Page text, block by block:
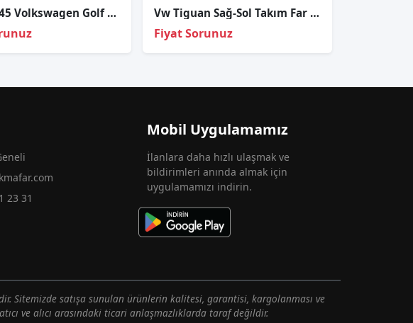
5K6937545 Volkswagen Golf 6 bagaj yan tesisat tutucu Vw Tiguan Sağ-Sol Takım Far Lambası Ledli Xenon 2016-2020
Fiyat Sorunuz
23 31
Mobil Uygulamamız
İlanlara daha hızlı ulaşmak ve
bildirimleri anında almak için
uygulamamızı indirin.
Sitemizde satışa sunulan ürünlerin kalitesi, garantisi, kargolanması ve
ve alıcı arasındaki ticari anlaşmazlıklarda taraf değildir.